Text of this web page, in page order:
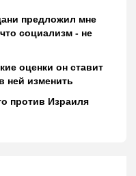
предложил мне
социализм - не
оценки он ставит
ней изменить
против Израиля